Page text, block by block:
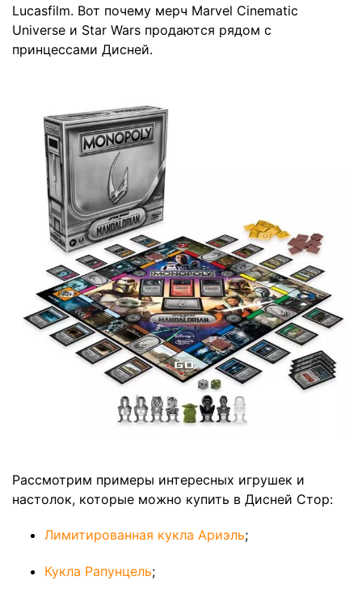
Lucasfilm. Вот почему мерч Marvel Cinematic
Universe и Star Wars продаются рядом с
принцессами Дисней.
Рассмотрим примеры интересных игрушек и
настолок, которые можно купить в Дисней Стор:
Лимитированная кукла Ариэль;
Кукла Рапунцель;